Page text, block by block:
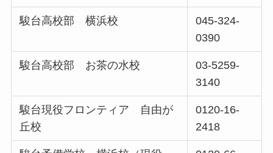
駿台高校部 横浜校
045-324-
0390
駿台高校部 お茶の水校
03-5259-
3140
駿台現役フロンティア 自由が
丘校
0120-16-
2418